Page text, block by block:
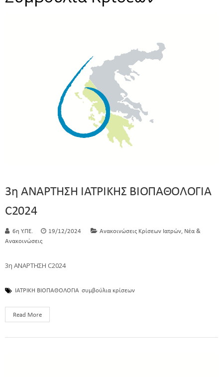
3η ΑΝΑΡΤΗΣΗ ΙΑΤΡΙΚΗΣ ΒΙΟΠΑΘΟΛΟΓΙΑ
C2024
6η Υ.ΠΕ. 19/12/2024 Ανακοινώσεις Κρίσεων Ιατρών, Νέα &
Ανακοινώσεις
3η ΑΝΑΡΤΗΣΗ C2024
ΙΑΤΡΙΚΗ ΒΙΟΠΑΘΟΛΟΓΙΑ συμβούλια κρίσεων
Read More